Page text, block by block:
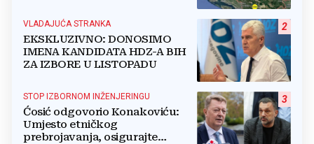
2
VLADAJUĆA STRANKA
EKSKLUZIVNO: DONOSIMO
IMENA KANDIDATA HDZ-A BIH
ZA IZBORE U LISTOPADU
3
STOP IZBORNOM INŽENJERINGU
Ćosić odgovorio Konakoviću:
Umjesto etničkog
prebrojavanja, osigurajte